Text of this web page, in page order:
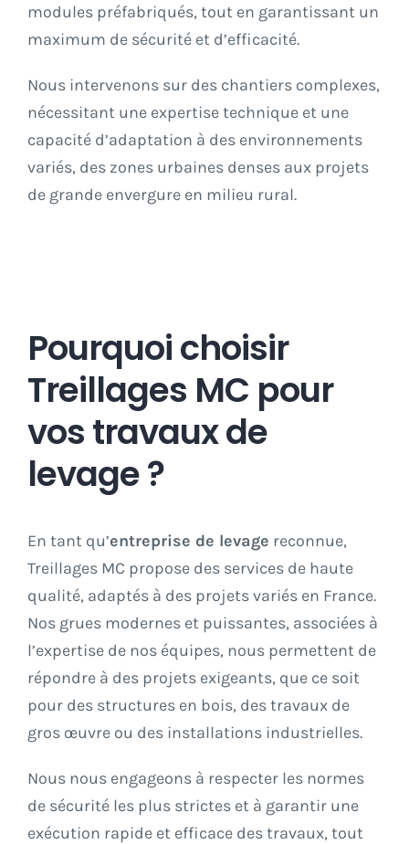
modules préfabriqués, tout en garantissant un
maximum de sécurité et d’efficacité.
Nous intervenons sur des chantiers complexes,
nécessitant une expertise technique et une
capacité d’adaptation à des environnements
variés, des zones urbaines denses aux projets
de grande envergure en milieu rural.
Pourquoi choisir
Treillages MC pour
vos travaux de
levage ?
En tant qu’entreprise de levage reconnue,
Treillages MC propose des services de haute
qualité, adaptés à des projets variés en France.
Nos grues modernes et puissantes, associées à
l’expertise de nos équipes, nous permettent de
répondre à des projets exigeants, que ce soit
pour des structures en bois, des travaux de
gros œuvre ou des installations industrielles.
Nous nous engageons à respecter les normes
de sécurité les plus strictes et à garantir une
exécution rapide et efficace des travaux, tout